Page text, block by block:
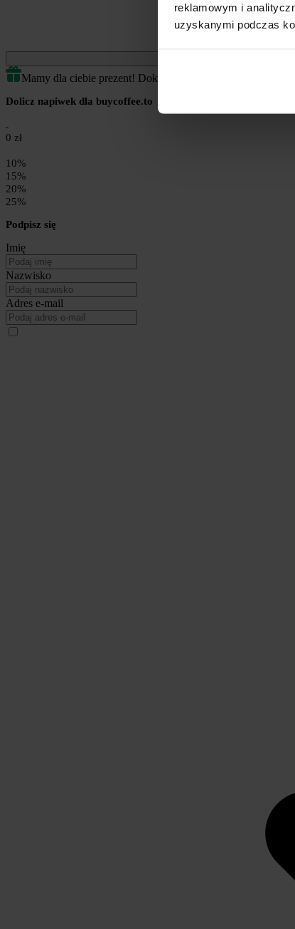
reklamowym i
uzyskanymi podczas
Mamy dla ciebie prezent! Dokończ transakcję by
Dolicz napiwek dla buycoffee.to
0 zł
10%
15%
20%
25%
Podpisz się
Imię
Nazwisko
Adres e-mail